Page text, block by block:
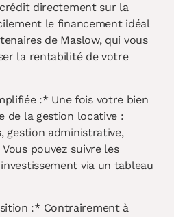
directement sur la
le financement idéal
de Maslow, qui vous
la rentabilité de votre
:* Une fois votre bien
de la gestion locative :
gestion administrative,
pouvez suivre les
via un tableau
:* Contrairement à